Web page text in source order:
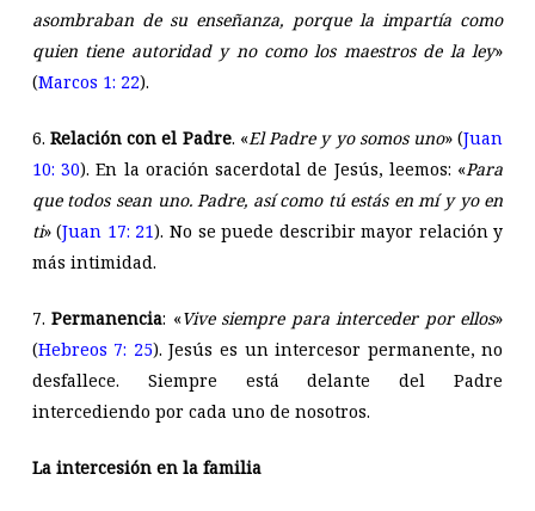
asombraban de su enseñanza, porque la impartía como
quien tiene autoridad y no como los maestros de la ley»
(Marcos 1: 22).
6.Relación con el Padre. «El Padre y yo somos uno» (Juan
10: 30). En la oración sacerdotal de Jesús, leemos: «Para
que todos sean uno. Padre, así como tú estás en mí y yo en
ti» (Juan 17: 21). No se puede describir mayor relación y
más intimidad.
7.Permanencia: «Vive siempre para interceder por ellos»
(Hebreos 7: 25). Jesús es un intercesor permanente, no
desfallece. Siempre está delante del Padre
intercediendo por cada uno de nosotros.
La intercesión en la familia